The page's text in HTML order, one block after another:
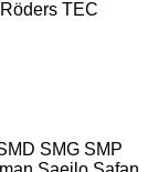
Röders TEC
SMG SMP